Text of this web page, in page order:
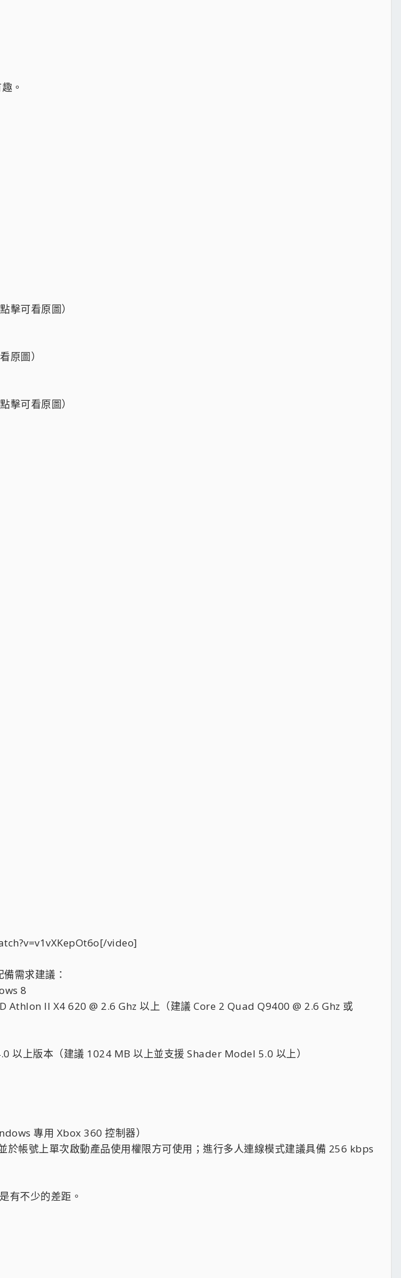
。
擊可看原圖）
原圖）
擊可看原圖）
video]
需求建議：
8
Athlon II X4 620 @ 2.6 Ghz 以上（建議 Core 2 Quad Q9400 @ 2.6 Ghz 或
以上版本（建議 1024 MB 以上並支援 Shader Model 5.0 以上）
專用 Xbox 360 控制器）
於帳號上單次啟動產品使用權限方可使用；進行多人連線模式建議具備 256 kbps
有不少的差距。